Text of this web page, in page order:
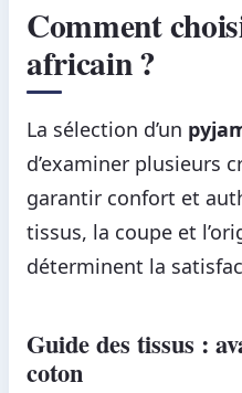
Comment
africain ?
La sélection d’un
d’examiner plusieurs
garantir confort et
tissus, la coupe et
déterminent la
Guide des tissus :
coton